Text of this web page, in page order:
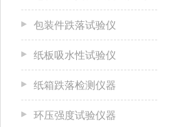
包装件跌落试验仪
纸板吸水性试验仪
纸箱跌落检测仪器
环压强度试验仪器